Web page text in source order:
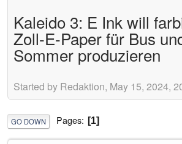
Kaleido 3: E Ink will
Zoll-E-Paper für Bus
Sommer produzieren
Started by Redaktion, May 15, 2024,
GO DOWN Pages 1